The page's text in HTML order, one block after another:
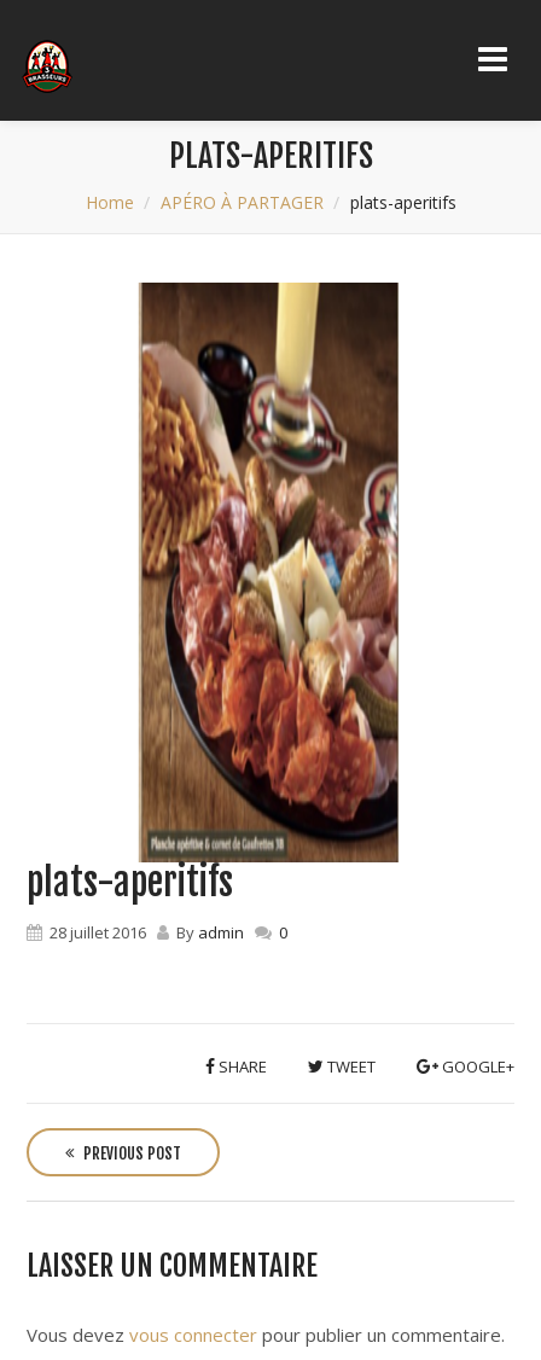
PLATS-APERITIFS
Home APÉRO À PARTAGER plats-aperitifs
plats-aperitifs
28 juillet 2016 By admin 0
SHARE TWEET GOOGLE+
o
s
t
n
a
i
PREVIOUS POST
LAISSER UN COMMENTAIRE
Vous devez vous connecterpour publier un commentaire.